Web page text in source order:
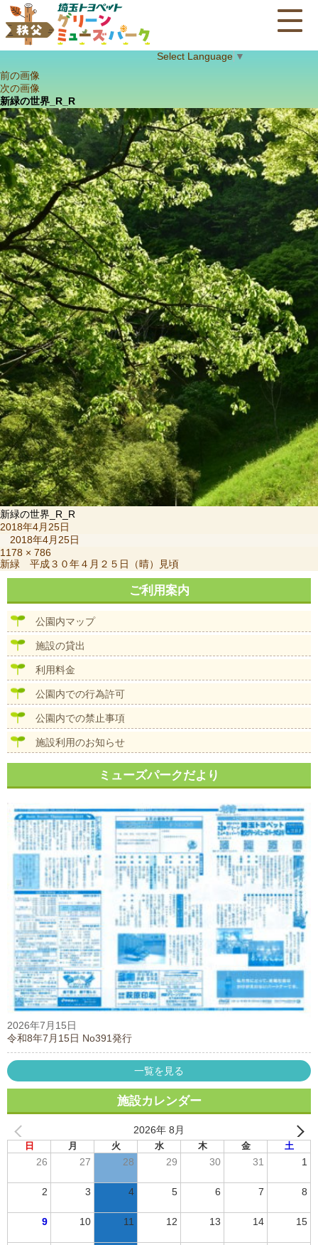
Select Language ▼
前の画像
次の画像
新緑の世界_R_R
新緑の世界_R_R
投
日:
2018年4月25日
2018年4月25日
フ
ル
サ
ズ
1178 × 786
投
稿
ビ
新緑 平成３０年４月２５日（晴）見頃
ご利用案内
公園内マップ
施設の貸出
利用料金
公園内での行為許可
公園内での禁止事項
施設利用のお知らせ
ミューズパークだより
2026年7月15日
令和8年7月15日 No391発行
一覧を見る
施設カレンダー
2026年 8月
日 月 火 水 木 金 土
26 27 28 29 30 31 1
2 3 4 5 6 7 8
9 10 11 12 13 14 15